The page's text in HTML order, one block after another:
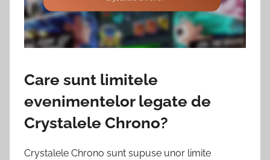
Care sunt limitele
evenimentelor legate de
Crystalele Chrono?
Crystalele Chrono sunt supuse unor limite